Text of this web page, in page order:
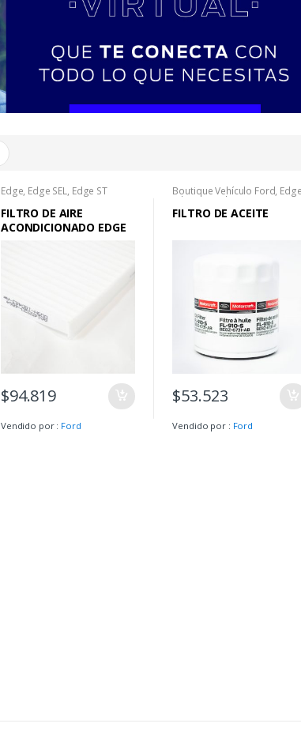
Edge, Edge SEL, Edge ST
FILTRO DE AIRE
ACONDICIONADO EDGE
$94.819
Vendido por : Ford
Boutique Vehículo Ford, Edge
Edge SEL Edge ST
FILTRO DE ACEITE
$53.523
Vendido por : Ford